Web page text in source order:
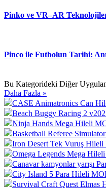
Pinko ve VR–AR
Pinco ile Futbolun Tarihi:
Bu Kategorideki Diğer
Daha Fazla »
CASE Animatronics Can
Beach Buggy Racing 2
Ninja Hands Mega Hileli
Basketball Referee
Iron Desert Tek Vuruş
Omega Legends Mega
Canavar kamyonlar yarışı
City Island 5 Para Hileli
Survival Craft Quest